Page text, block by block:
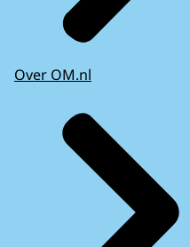
Over OM.nl